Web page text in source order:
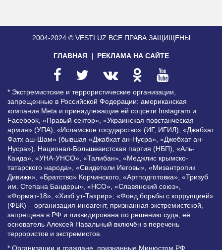
2004-2024 © VESTI.UZ ВСЕ ПРАВА ЗАЩИЩЕНЫ
ГЛАВНАЯ РЕКЛАМА НА САЙТЕ
* Экстремистские и террористические организации,
запрещенные в Российской Федерации: американская
компания Meta и принадлежащие ей соцсети Instagram и
Facebook, «Правый сектор», «Украинская повстанческая
армия» (УПА), «Исламское государство» (ИГ, ИГИЛ), «Джабхат
Фатх аш-Шам» (бывшая «Джабхат ан-Нусра», «Джебхат ан-
Нусра»), Национал-Большевистская партия (НБП), «Аль-
Каида», «УНА-УНСО», «Талибан», «Меджлис крымско-
татарского народа», «Свидетели Иеговы», «Мизантропик
Дивижн», «Братство» Корчинского, «Артподготовка», «Тризуб
им. Степана Бандеры», «НСО», «Славянский союз»,
«Формат-18», «Хизб ут-Тахрир», «Фонд борьбы с коррупцией»
(ФБК) – организация-иноагент, признанная экстремистской,
запрещена в РФ и ликвидирована по решению суда; её
основатель Алексей Навальный включён в перечень
террористов и экстремистов.
* Организации и граждане, признанные Минюстом РФ